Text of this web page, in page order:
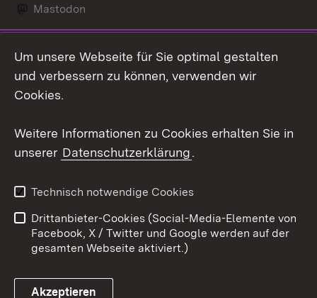
Mastodon
X / Twitter
Youtube
Kontakt
Datenschutz
Barrierefreiheit
Impressum Cookies
Um unsere Webseite für Sie optimal gestalten
und verbessern zu können, verwenden wir
Cookies.
Weitere Informationen zu Cookies erhalten Sie in
unserer Datenschutzerklärung.
Technisch notwendige Cookies
Drittanbieter-Cookies (Social-Media-Elemente von
Facebook, X / Twitter und Google werden auf der
gesamten Webseite aktiviert.)
Akzeptieren